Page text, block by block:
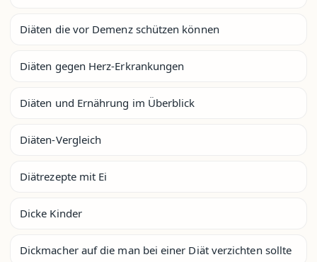
Diäten die vor Demenz schützen können
Diäten gegen Herz-Erkrankungen
Diäten und Ernährung im Überblick
Diäten-Vergleich
Diätrezepte mit Ei
Dicke Kinder
Dickmacher auf die man bei einer Diät verzichten sollte